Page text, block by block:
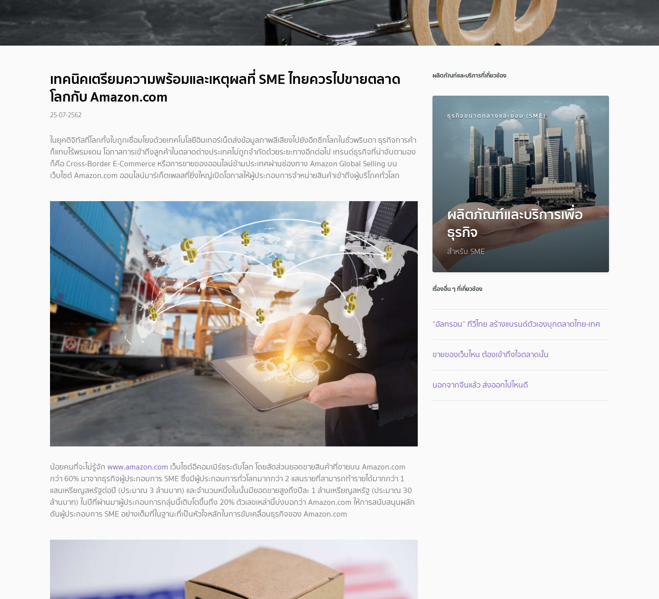
เทคนิคเตรียมความพร้อมและเหตุผลที่ SME ไทยควรไปขายตลาด
โลกกับ Amazon.com
25-07-2562
ในยุคดิจิทัลที่โลกทั้งใบถูกเชื่อมโยงด้วยเทคโนโลยีอินเทอร์เน็ตส่งข้อมูลภาพสีเสียงไปยังอีกซีกโลกในชั่วพริบตา ธุรกิจการค้า
ก็แทบไร้พรมแดน โอกาสการเข้าถึงลูกค้าในตลาดต่างประเทศไม่ถูกจำกัดด้วยระยะทางอีกต่อไป เทรนด์ธุรกิจที่น่าจับตามอง
ก็คือ Cross-Border E-Commerce หรือการขายของออนไลน์ข้ามประเทศผ่านช่องทาง Amazon Global Selling บน
เว็บไซต์ Amazon.com ออนไลน์มาร์เก็ตเพลสที่ยิ่งใหญ่เปิดโอกาสให้ผู้ประกอบการจำหน่ายสินค้าเข้าถึงผู้บริโภคทั่วโลก
น้อยคนที่จะไม่รู้จัก www.amazon.com เว็บไซต์อีคอมเมิร์ซระดับโลก โดยสัดส่วนยอดขายสินค้าที่ขายบน Amazon.com
กว่า 60% มาจากธุรกิจผู้ประกอบการ SME ซึ่งมีผู้ประกอบการทั่วโลกมากกว่า 2 แสนรายที่สามารถทำรายได้มากกว่า 1
แสนเหรียญสหรัฐต่อปี (ประมาณ 3 ล้านบาท) และจำนวนหนึ่งในนั้นมียอดขายสูงถึงปีละ 1 ล้านเหรียญสหรัฐ (ประมาณ 30
ล้านบาท) ในปีที่ผ่านมาผู้ประกอบการกลุ่มนี้เติบโตขึ้นถึง 20% ตัวเลขเหล่านี้บ่งบอกว่า Amazon.com ให้การสนับสนุนผลัก
ดันผู้ประกอบการ SME อย่างเต็มที่ในฐานะที่เป็นหัวใจหลักในการขับเคลื่อนธุรกิจของ Amazon.com
ผลิตภัณฑ์และบริการที่เกี่ยวข้อง
ธุรกิจขนาดกลางและย่อม (SME)
ผลิตภัณฑ์และบริการเพื่อ
ธุรกิจ
สำหรับ SME
เรื่องอื่น ๆ ที่เกี่ยวข้อง
“อัลทรอน” ทีวีไทย สร้างแบรนด์ตัวเองบุกตลาดไทย-เทศ
ขายของเว็บไหน ต้องเข้าถึงใจตลาดนั้น
นอกจากจีนแล้ว ส่งออกไปไหนดี